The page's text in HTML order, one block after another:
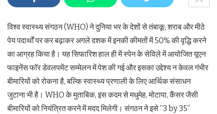
विश्व स्वास्थ्य संगठन (WHO) ने दुनिया भर के देशों से तंबाकू, शराब और मीठे
पेय पदार्थों पर कर बढ़ाकर अगले दशक में इनकी कीमतों में 50% की वृद्धि करने
का आग्रह किया है। यह सिफारिश हाल ही में स्पेन के सेविले में आयोजित यूएन
फाइनेंस फॉर डेवलपमेंट सम्मेलन में पेश की गई और इसका उद्देश्य न केवल गंभीर
बीमारियों को रोकना है, बल्कि स्वास्थ्य प्रणाली के लिए आर्थिक संसाधन
जुटाना भी है। WHO के मुताबिक, इस कदम से मधुमेह, मोटापा, कैंसर जैसी
बीमारियों को नियंत्रित करने में मदद मिलेगी। संगठन ने इसे “3 by 35”